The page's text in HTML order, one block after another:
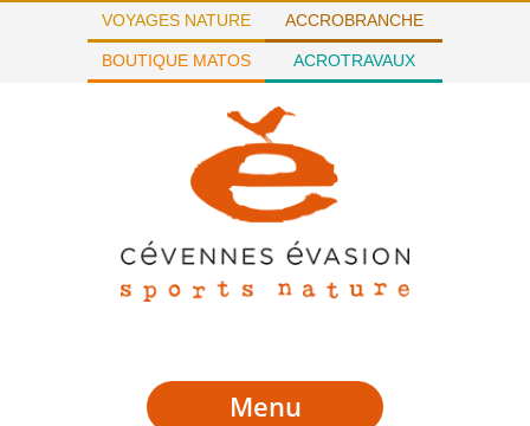
VOYAGES NATURE ACCROBRANCHE
BOUTIQUE MATOS ACROTRAVAUX
Menu